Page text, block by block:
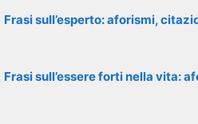
Frasi sull’esperto: aforismi,
Frasi sull’essere forti nella vita: